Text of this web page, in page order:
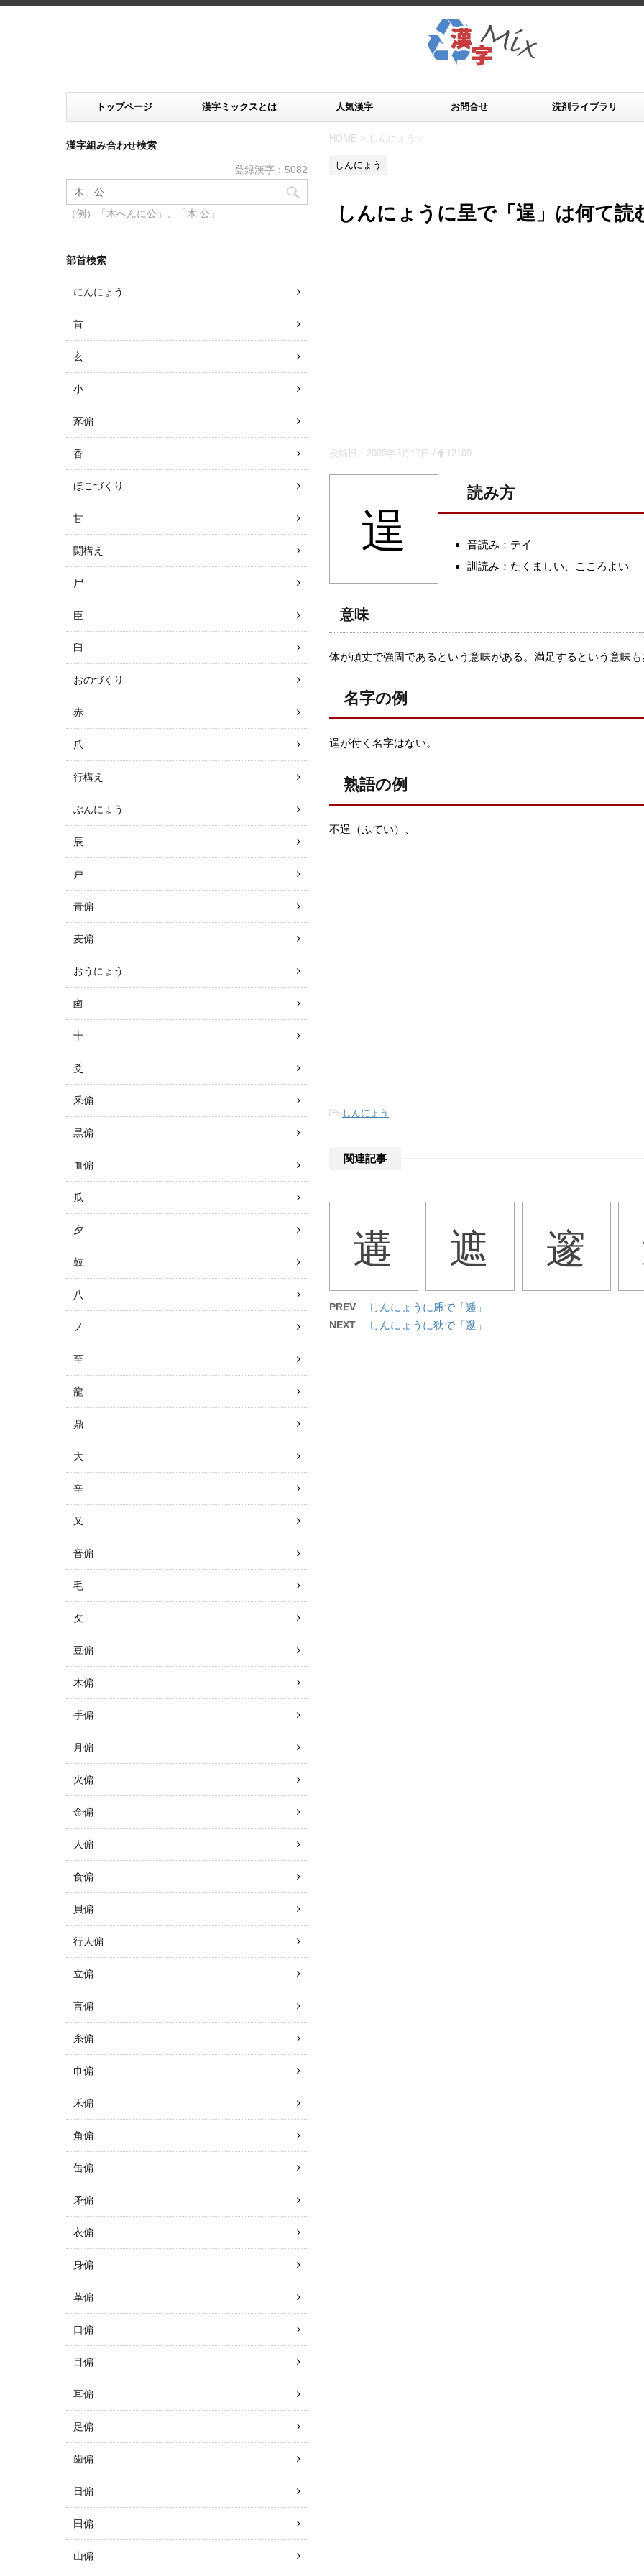
トップページ 漢字ミックスとは 人気漢字 お問合せ 洗剤ライブラリ
HOME > しんにょう >
しんにょう
しんにょうに呈で「逞」は何て読
投稿日： 2020年3月17日 / 12109
逞
読み方
音読み：テイ
訓読み：たくましい、こころよい
意味
体が頑丈で強固であるという意味がある。満足するという意味
名字の例
逞が付く名字はない。
熟語の例
不逞（ふてい）、
-しんにょう
関連記事
遘 遮 邃
PREV しんにょうに乕で「逓」
NEXT しんにょうに狄で「逖」
漢字組み合わせ検索
登録漢字：5082
（例）「木へんに公」、「木 公」
部首検索
にんにょう
首
玄
小
豕偏
香
ほこづくり
甘
闘構え
尸
臣
臼
おのづくり
赤
爪
行構え
ぶんにょう
辰
戸
青偏
麦偏
おうにょう
鹵
十
爻
釆偏
黒偏
血偏
瓜
夕
鼓
八
ノ
至
龍
鼎
大
辛
又
音偏
毛
攵
豆偏
木偏
手偏
月偏
火偏
金偏
人偏
食偏
貝偏
行人偏
立偏
言偏
糸偏
巾偏
禾偏
角偏
缶偏
矛偏
衣偏
身偏
革偏
口偏
目偏
耳偏
足偏
歯偏
日偏
田偏
山偏